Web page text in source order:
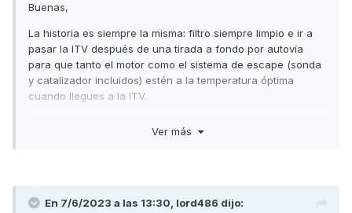
Buenas,
La historia es siempre la misma: filtro siempre limpio e ir a
pasar la ITV después de una tirada a fondo por autovía
para que tanto el motor como el sistema de escape (sonda
y catalizador incluidos) estén a la temperatura óptima
cuando llegues a la ITV.
Ver más
En 7/6/2023 a las 13:30, lord486 dijo: